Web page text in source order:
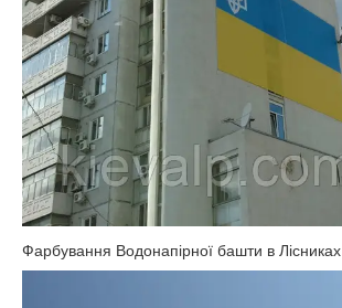
Фарбування Водонапірної башти в Лісниках